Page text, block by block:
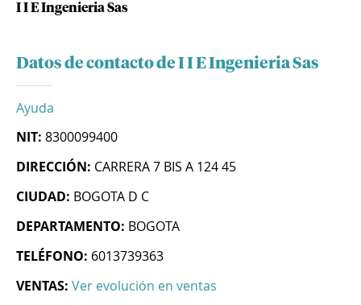
I I E Ingenieria Sas
Datos de contacto de I I E Ingenieria Sas
Ayuda
NIT: 8300099400
DIRECCIÓN: CARRERA 7 BIS A 124 45
CIUDAD: BOGOTA D C
DEPARTAMENTO: BOGOTA
TELÉFONO: 6013739363
VENTAS: Ver evolución en ventas